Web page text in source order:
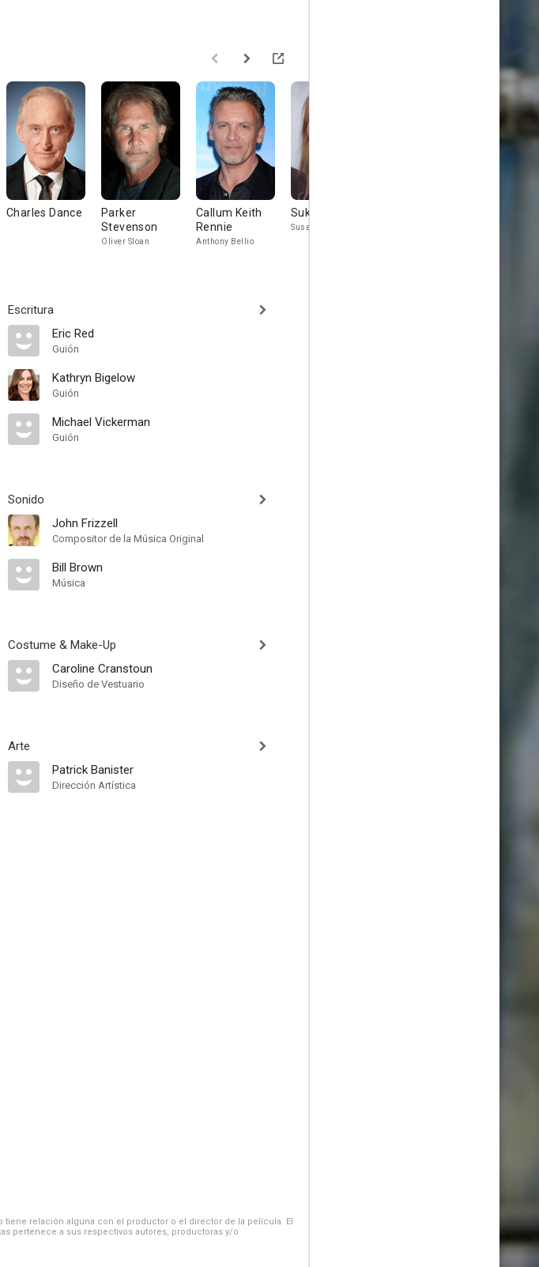
Charles Dance
Parker
Stevenson
Oliver Sloan
Callum Keith
Rennie
Anthony Bellio
Suki Kaiser
Susan Bellio
Escritura
Eric Red
Guión
Kathryn Bigelow
Guión
Michael Vickerman
Guión
Sonido
John Frizzell
Compositor de la Música Original
Bill Brown
Música
Costume & Make-Up
Caroline Cranstoun
Diseño de Vestuario
Arte
Patrick Banister
Dirección Artística
relación alguna con el productor o el director de la película. El
pertenece a sus respectivos autores, productoras y/o